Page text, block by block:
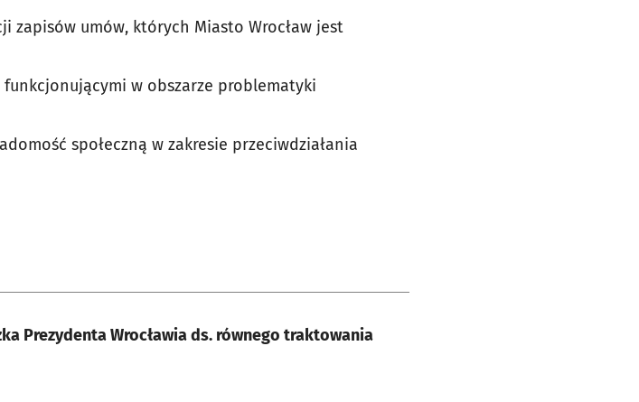
zapisów umów, których Miasto Wrocław jest
w obszarze problematyki
społeczną w zakresie przeciwdziałania
Prezydenta Wrocławia ds. równego traktowania